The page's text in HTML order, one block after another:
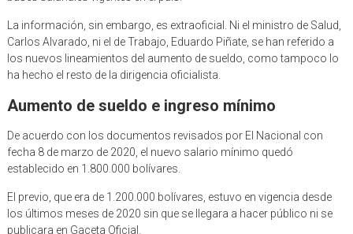
La información, sin embargo, es extraoficial. Ni el ministro de Salud,
Carlos Alvarado, ni el de Trabajo, Eduardo Piñate, se han referido a
los nuevos lineamientos del aumento de sueldo, como tampoco lo
ha hecho el resto de la dirigencia oficialista.
Aumento de sueldo e ingreso mínimo
De acuerdo con los documentos revisados por El Nacional con
fecha 8 de marzo de 2020, el nuevo salario mínimo quedó
establecido en 1.800.000 bolívares.
El previo, que era de 1.200.000 bolívares, estuvo en vigencia desde
los últimos meses de 2020 sin que se llegara a hacer público ni se
publicara en Gaceta Oficial.